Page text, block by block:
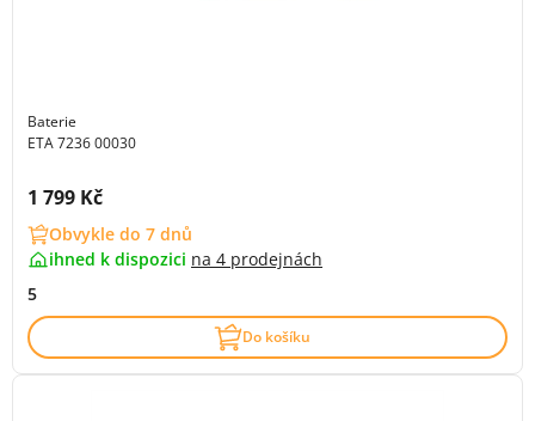
Baterie
ETA 7236 00030
Cena s DPH:
1 799 Kč
Obvykle do 7 dnů
ihned k dispozici na 4 prodejnách
5
Do košíku